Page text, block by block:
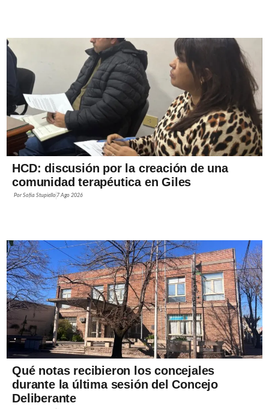
HCD: discusión por la creación de una
comunidad terapéutica en Giles
PorSofía Stupiello 7 Ago 2026
Qué notas recibieron los concejales
durante la última sesión del Concejo
Deliberante